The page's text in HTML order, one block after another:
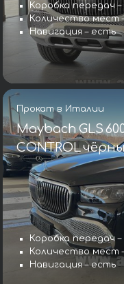
Коробка передач
Количество мест
Навигация – есть
Прокат в Италии
Maybach GLS
CONTROL
Коробка передач
Количество мест
Навигация – есть